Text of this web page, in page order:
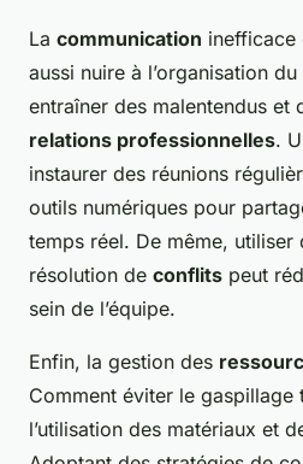
La communication inefficace
aussi nuire à l’organisation
entraîner des malentendus et
relations professionnelles.
instaurer des réunions
outils numériques pour
temps réel. De même, utiliser
résolution de conflits peut
sein de l’équipe.
Enfin, la gestion des
Comment éviter le gaspillage
l’utilisation des matériaux et